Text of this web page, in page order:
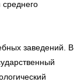
заведений. В